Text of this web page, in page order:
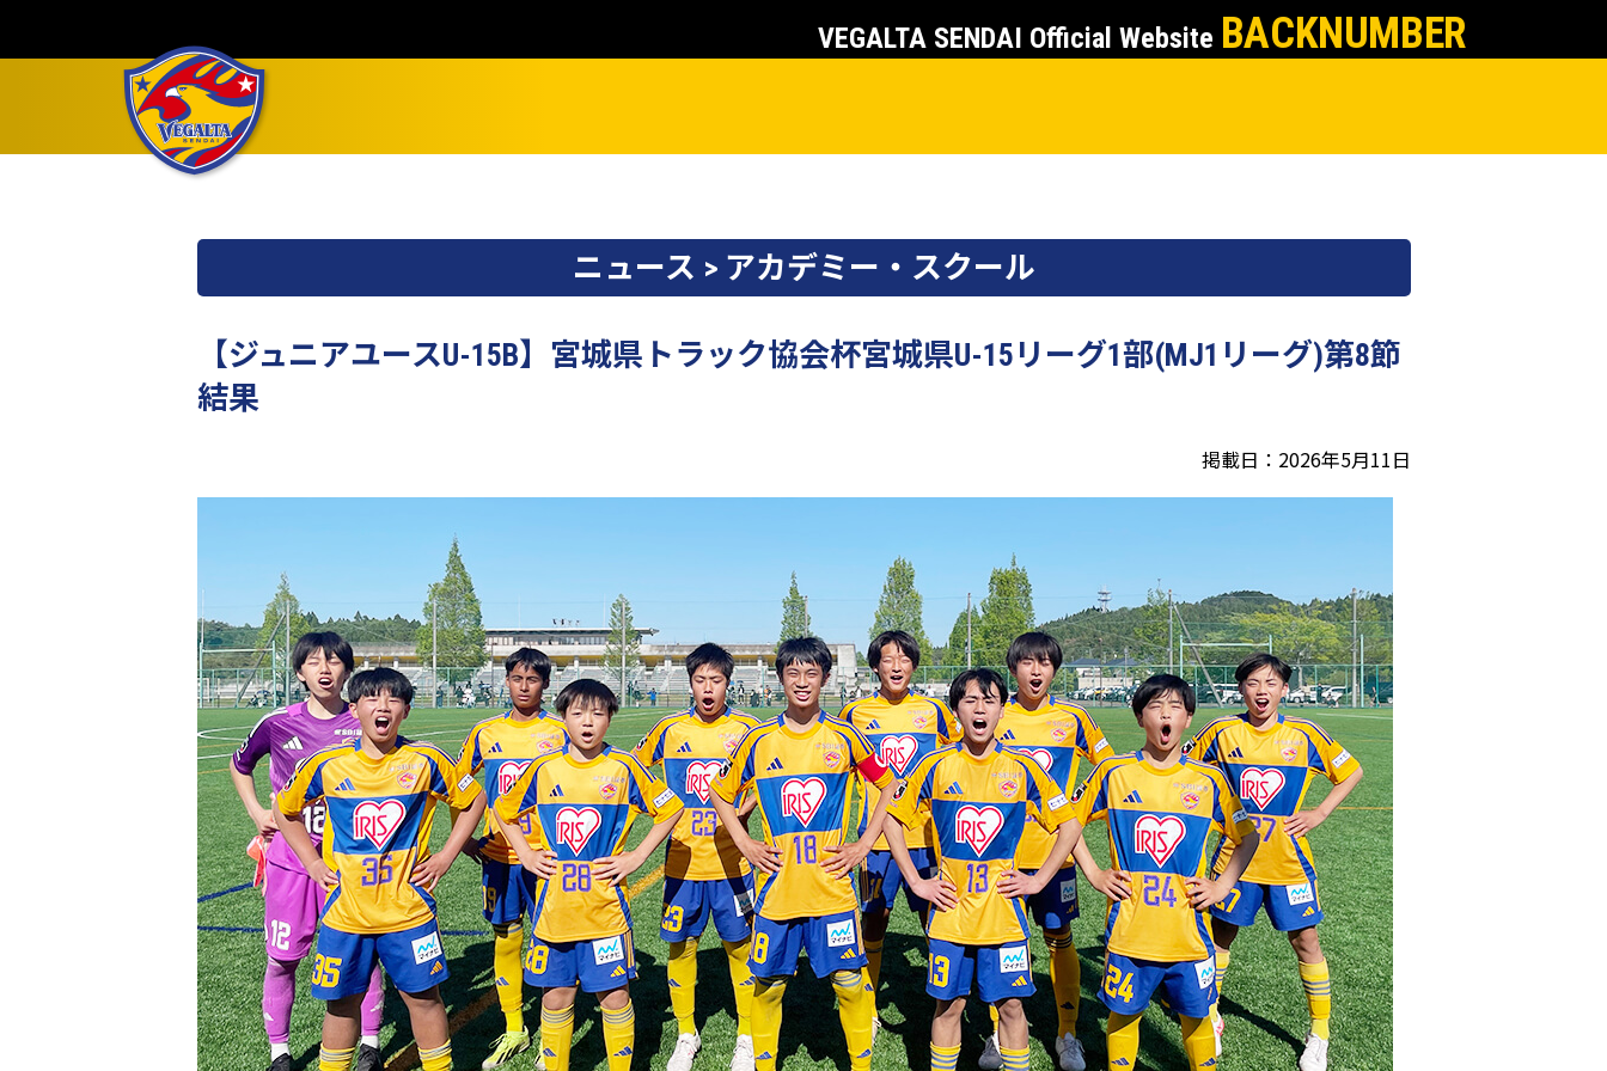
VEGALTA SENDAI Official Website BACKNUMBER
ニュース > アカデミー・スクール
【ジュニアユースU-15B】宮城県トラック協会杯宮城県U-15リーグ1部(MJ1リーグ)第8節
結果
掲載日：2026年5月11日